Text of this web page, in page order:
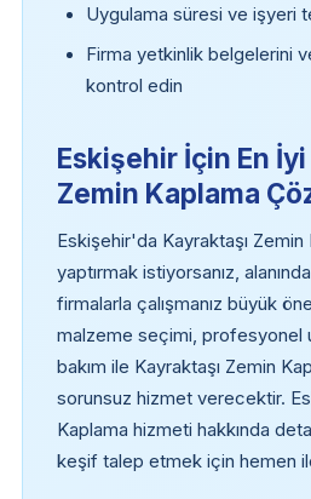
Uygulama süresi ve işyeri
Firma yetkinlik belgelerini
kontrol edin
Eskişehir İçin En
Zemin Kaplama
Eskişehir'da Kayraktaşı Zemin
yaptırmak istiyorsanız,
firmalarla çalışmanız büyük
malzeme seçimi, profesyonel
bakım ile Kayraktaşı Zemin
sorunsuz hizmet verecektir.
Kaplama hizmeti hakkında
keşif talep etmek için hemen